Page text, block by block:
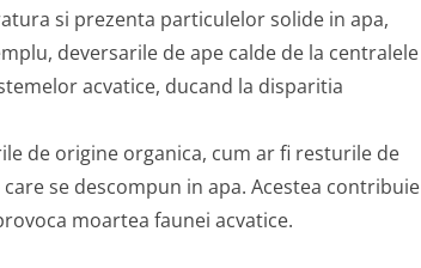
si prezenta particulelor solide in apa,
deversarile de ape calde de la centralele
acvatice, ducand la disparitia
de origine organica, cum ar fi resturile de
se descompun in apa. Acestea contribuie
moartea faunei acvatice.